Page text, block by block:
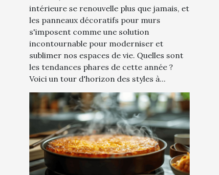
intérieure se renouvelle plus que jamais, et
les panneaux décoratifs pour murs
s'imposent comme une solution
incontournable pour moderniser et
sublimer nos espaces de vie. Quelles sont
les tendances phares de cette année ?
Voici un tour d'horizon des styles à...